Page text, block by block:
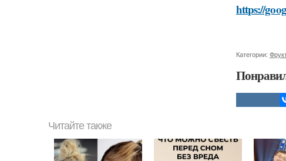
https://
Категории:
Читайте также